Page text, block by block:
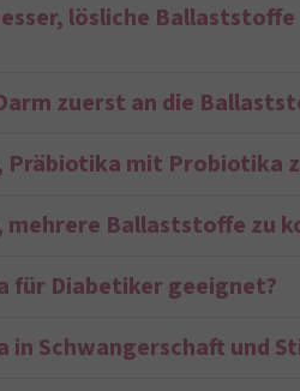
lösliche
zuerst an die
Präbiotika mit Probiotika
mehrere Ballaststoffe zu
für Diabetiker geeignet?
in Schwangerschaft und